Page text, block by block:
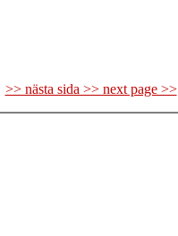
>> nästa sida >> next page >>